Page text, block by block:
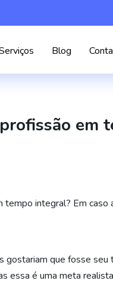
Blog
em
tempo integral? Em caso
que fosse seu
essa é uma meta